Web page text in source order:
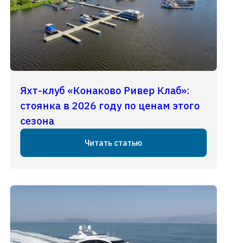
Яхт-клуб «Конаково Ривер Клаб»:
стоянка в 2026 году по ценам этого
сезона
Читать статью